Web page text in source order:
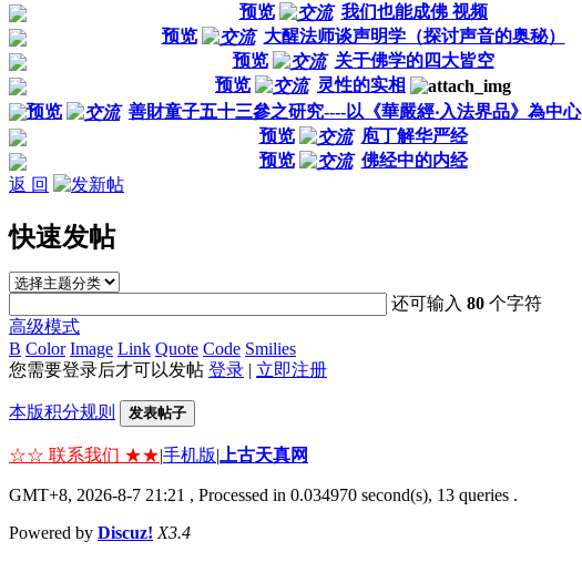
预览
我们也能成佛 视频
预览
大醒法师谈声明学（探讨声音的奥秘）
预览
关于佛学的四大皆空
预览
灵性的实相
预览
善財童子五十三參之研究----以《華嚴經‧入法界品》為中心
预览
庖丁解华严经
预览
佛经中的内经
返 回
快速发帖
还可输入80 个字符
高级模式
B Color Image Link Quote Code Smilies
您需要登录后才可以发帖 登录 | 立即注册
本版积分规则 发表帖子
☆☆ 联系我们 ★★|手机版| 上古天真网
GMT+8, 2026-8-7 21:21 , Processed in 0.034970 second(s), 13 queries .
Powered by Discuz! X3.4